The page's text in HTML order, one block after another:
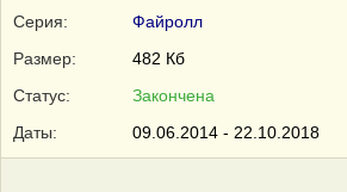
Серия:
Файролл
Размер:
482 Кб
Статус:
Закончена
Даты:
09.06.2014 - 22.10.2018